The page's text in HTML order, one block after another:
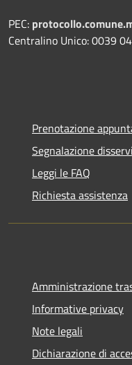
PEC:
Centralino Unico: 0039
Prenotazione
Segnalazione
Leggi le FAQ
Richiesta assistenza
Amministrazione
Informative privacy
Note legali
Dichiarazione di